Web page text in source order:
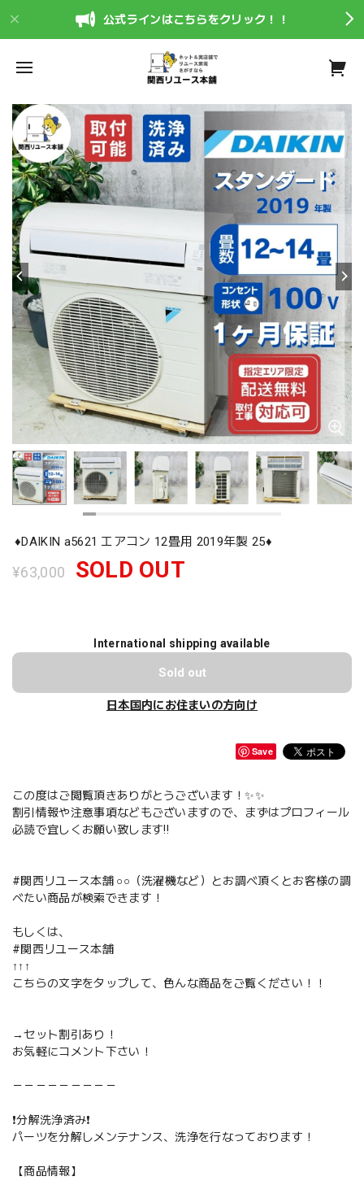
公式ラインはこちらをクリック！！
♦️DAIKIN a5621 エアコン 12畳用 2019年製 25♦️
¥63,000 SOLD OUT
International shipping available
Sold out
日本国内にお住まいの方向け
Save
この度はご閲覧頂きありがとうございます！✨✨
割引情報や注意事項などもございますので、まずはプロフィール
必読で宜しくお願い致します‼️
#関西リユース本舗 ○○（洗濯機など）とお調べ頂くとお客様の調
べたい商品が検索できます！
もしくは、
#関西リユース本舗
↑↑↑
こちらの文字をタップして、色んな商品をご覧ください！！
→セット割引あり！
お気軽にコメント下さい！
－－－－－－－－－
❗️分解洗浄済み❗️
パーツを分解しメンテナンス、洗浄を行なっております！
【商品情報】